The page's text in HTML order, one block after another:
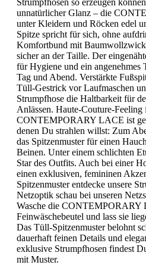
Strumpfhosen so erzeugen
unnatürlicher Glanz – die
unter Kleidern und Röcken edel
Spitze spricht für sich, ohne
Komfortbund mit
sicher an der Taille. Der
für Hygiene und ein angenehmes
Tag und Abend. Verstärkte
Tüll-Gestrick vor Laufmaschen
Strumpfhose die Haltbarkeit für
Anlässen. Haute-Couture-
CONTEMPORARY LACE ist
denen Du strahlen willst: Zum
das Spitzenmuster für einen
Beinen. Unter einem schlichten
Star des Outfits. Auch bei einer
einen exklusiven, femininen
Spitzenmuster entdecke unsere
Netzoptik schau bei unseren
Wasche die CONTEMPORARY
Feinwäschebeutel und lass sie
Das Tüll-Spitzenmuster belohnt
dauerhaft feinen Details und
exklusive Strumpfhosen findest
mit Muster.